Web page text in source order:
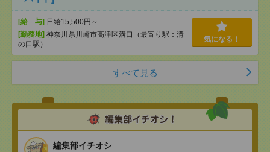
[給 与] 日給15,500円～
[勤務地] 神奈川県川崎市高津区溝口（最寄り駅：溝
の口駅）
気になる！
すべて見る
編集部イチオシ